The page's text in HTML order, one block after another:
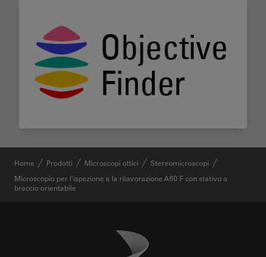
Home Prodotti Microscopi ottici
Stereomicroscopi
Microscopio per l'ispezione e la rilavorazione A60 F con stativo a
braccio orientabile
Danaher Logo